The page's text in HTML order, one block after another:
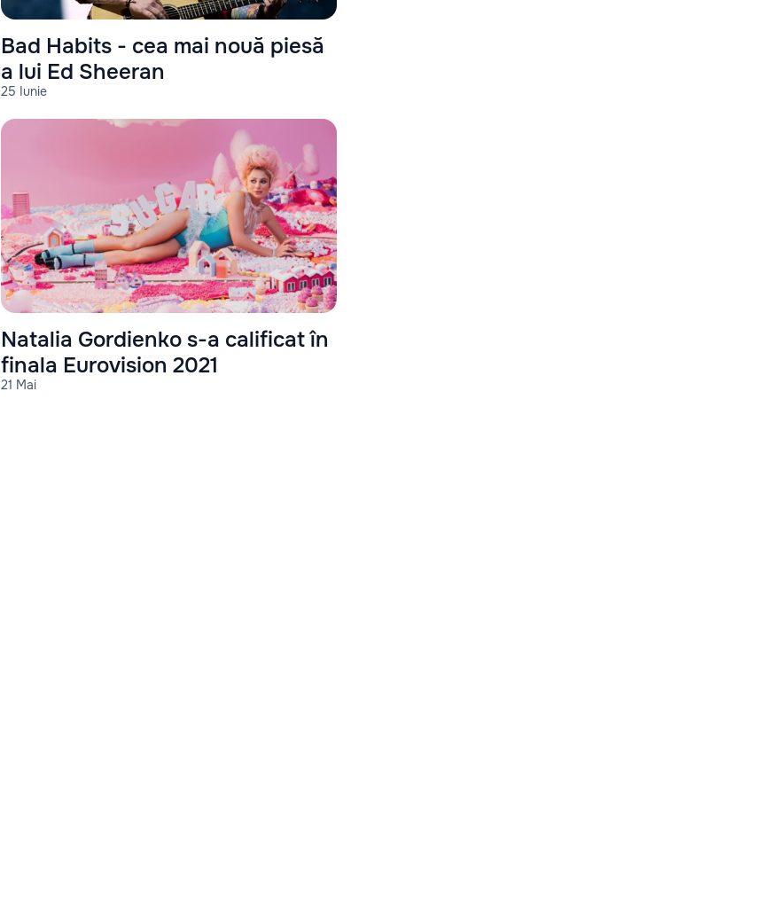
25 Iunie
Bad Habits - cea mai nouă piesă
a lui Ed Sheeran
21 Mai
Natalia Gordienko s-a calificat în
finala Eurovision 2021